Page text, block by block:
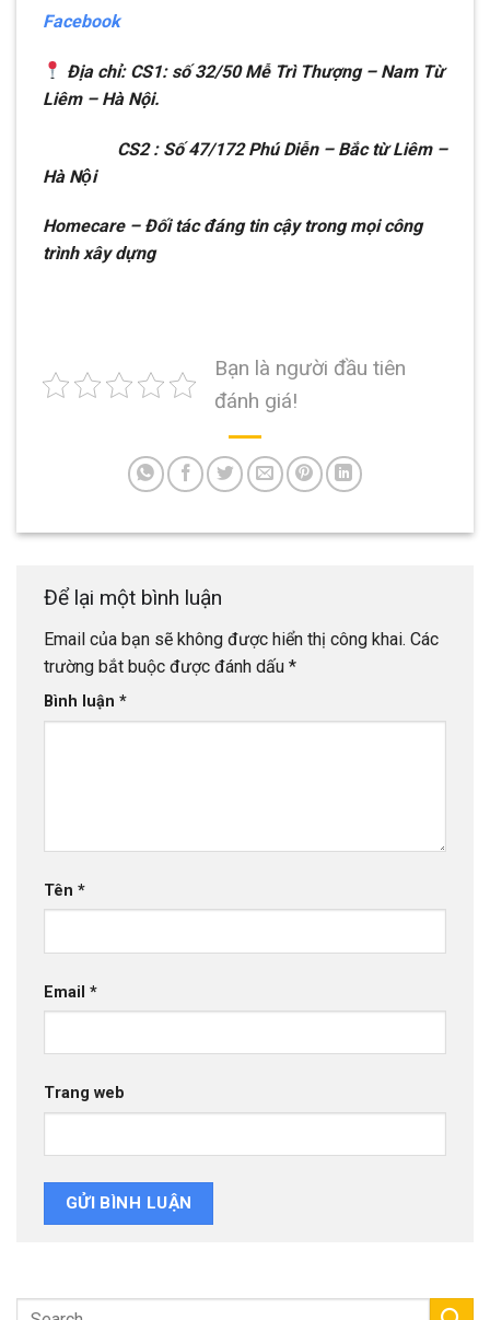
Facebook
Địa chỉ: CS1: số 32/50 Mễ Trì Thượng – Nam Từ
Liêm – Hà Nội.
CS2 : Số 47/172 Phú Diễn – Bắc từ Liêm –
Hà Nội
Homecare – Đối tác đáng tin cậy trong mọi công
trình xây dựng
Bạn là người đầu tiên
đánh giá!
Để lại một bình luận
Email của bạn sẽ không được hiển thị công khai. Các
trường bắt buộc được đánh dấu *
Bình luận *
Tên *
Email *
Trang web